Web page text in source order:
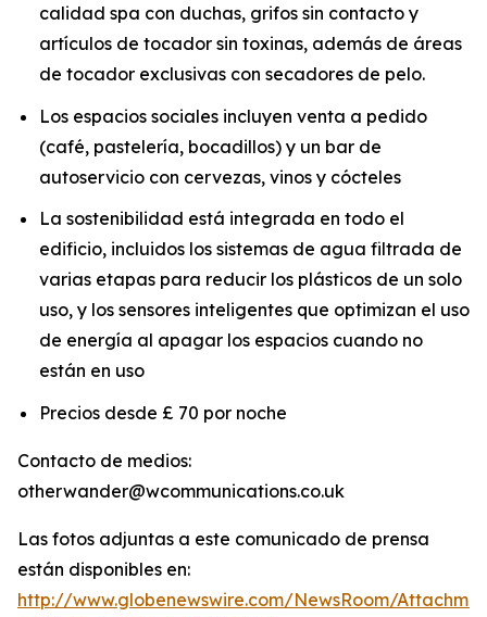
calidad spa con duchas, grifos sin contacto y
artículos de tocador sin toxinas, además de áreas
de tocador exclusivas con secadores de pelo.
Los espacios sociales incluyen venta a pedido
(café, pastelería, bocadillos) y un bar de
autoservicio con cervezas, vinos y cócteles
La sostenibilidad está integrada en todo el
edificio, incluidos los sistemas de agua filtrada de
varias etapas para reducir los plásticos de un solo
uso, y los sensores inteligentes que optimizan el uso
de energía al apagar los espacios cuando no
están en uso
Precios desde £ 70 por noche
Contacto de medios:
otherwander@wcommunications.co.uk
Las fotos adjuntas a este comunicado de prensa
están disponibles en:
http://www.globenewswire.com/NewsRoom/